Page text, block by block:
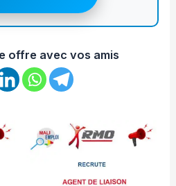
offre avec vos amis